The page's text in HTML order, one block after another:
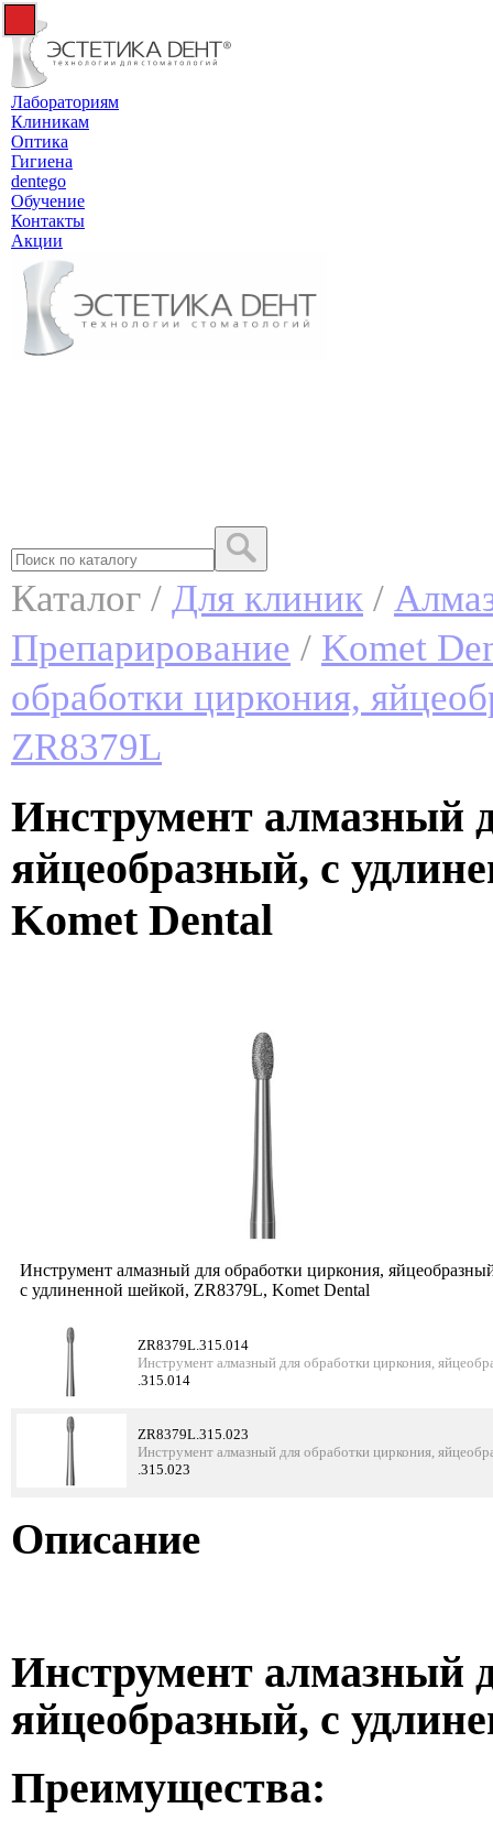
Лабораториям
Клиникам
Оптика
Гигиена
dentego
Обучение
Контакты
Акции
Каталог / Для клиник /
Препарирование / Komet
обработки циркония,
ZR8379L
Инструмент алмазный
яйцеобразный, с
Komet Dental
Инструмент алмазный для обработки циркония,
с удлиненной шейкой, ZR8379L, Komet Dental
ZR8379L.315.014
Инструмент алмазный для обработки циркония,
.315.014
ZR8379L.315.023
Инструмент алмазный для обработки циркония,
.315.023
Описание
Инструмент алмазный
яйцеобразный, с
Преимущества: